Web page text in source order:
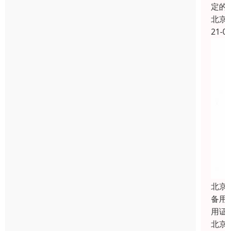
定
北
21-
北
备
用
北